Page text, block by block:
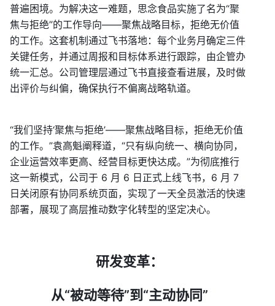
普遍困境。为解决这一难题，思念食品实施了名为“聚
焦与拒绝”的工作导向——聚焦战略目标，拒绝无价值
的工作。这套机制通过飞书落地：每个业务月确定三件
关键任务，并通过周报和目标体系进行跟踪，由企管办
统一汇总。公司管理层通过飞书直接查看进展，及时做
出评价与纠偏，确保执行不偏离战略轨道。
“我们坚持‘聚焦与拒绝’——聚焦战略目标，拒绝无价值
的工作。”袁高魁阐释道，“只有纵向统一、横向协同，
企业运营效率更高、经营目标更快达成。”为彻底推行
这一新模式，公司于 6 月 6 日正式上线飞书，6 月 7
日关闭原有协同系统页面，实现了一天全员激活的快速
部署，展现了高层推动数字化转型的坚定决心。
研发变革：
从“被动等待”到“主动协同”